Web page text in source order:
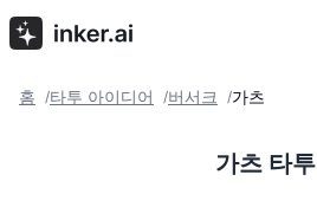
홈 /타투 아이디어 /버서크 /가츠
가츠 타투